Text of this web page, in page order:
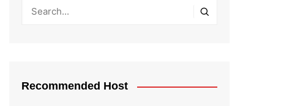
Recommended Host